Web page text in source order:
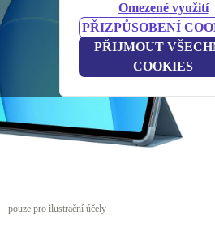
Omezené využití
PŘIZPŮSOBENÍ
PŘIJMOUT
COOKIES
pouze pro ilustrační účely